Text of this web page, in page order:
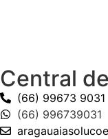
Central
(66) 99673 9031
(66) 996739031